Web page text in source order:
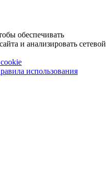
обеспечивать
и анализировать сетевой
использования